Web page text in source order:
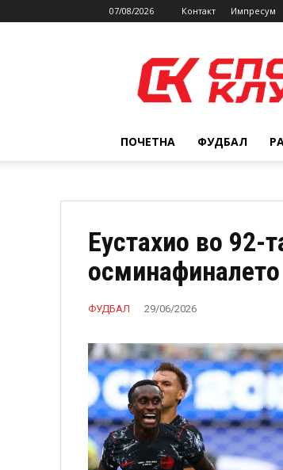
07/08/2026 Контакт Импресум
ПОЧЕТНА ФУДБАЛ
Еустахио во 92-
осминафиналето
ФУДБАЛ 29/06/2026